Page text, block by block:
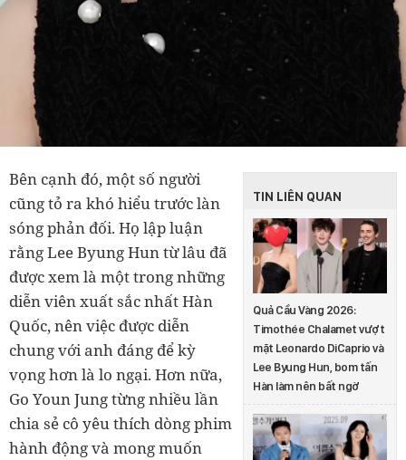
TIN LIÊN QUAN
Quả Cầu Vàng 2026:
Timothée Chalamet vượt
mặt Leonardo DiCaprio và
Lee Byung Hun, bom tấn
Hàn làm nên bất ngờ
Bên cạnh đó, một số người
cũng tỏ ra khó hiểu trước làn
sóng phản đối. Họ lập luận
rằng Lee Byung Hun từ lâu đã
được xem là một trong những
diễn viên xuất sắc nhất Hàn
Quốc, nên việc được diễn
chung với anh đáng để kỳ
vọng hơn là lo ngại. Hơn nữa,
Go Youn Jung từng nhiều lần
chia sẻ cô yêu thích dòng phim
hành động và mong muốn